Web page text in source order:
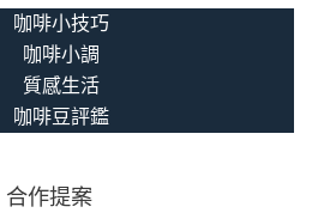
咖啡小技巧
咖啡小調
質感生活
咖啡豆評鑑
合作提案